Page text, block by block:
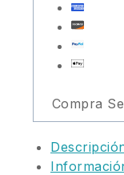
Compra